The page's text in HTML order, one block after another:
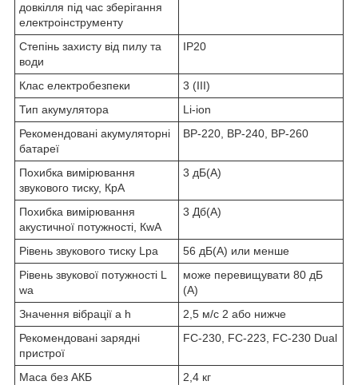
довкілля під час зберігання
електроінструменту
Степінь захисту від пилу та
води
ІР20
Клас електробезпеки
3 (III)
Тип акумулятора
Li-ion
Рекомендовані акумуляторні
батареї
BP-220, BP-240, BP-260
Похибка вимірювання
звукового тиску, КpA
3 дБ(A)
Похибка вимірювання
акустичної потужності, КwA
3 Дб(A)
Рівень звукового тиску Lpa
56 дБ(A) или менше
Рівень звукової потужності L
wa
може перевищувати 80 дБ
(А)
Значення вібрації a h
2,5 м/с 2 або нижче
Рекомендовані зарядні
пристрої
FC-230, FC-223, FC-230 Dual
Маса без АКБ 2,4 кг